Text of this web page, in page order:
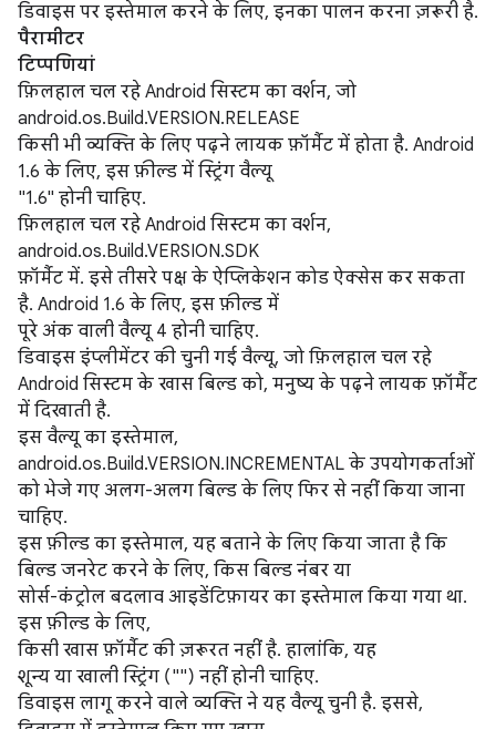
डिवाइस पर इस्तेमाल करने के लिए, इनका पालन करना ज़रूरी है.
पैरामीटर
टिप्पणियां
फ़िलहाल चल रहे Android सिस्टम का वर्शन, जो
android.os.Build.VERSION.RELEASE
किसी भी व्यक्ति के लिए पढ़ने लायक फ़ॉर्मैट में होता है. Android
1.6 के लिए, इस फ़ील्ड में स्ट्रिंग वैल्यू
"1.6" होनी चाहिए.
फ़िलहाल चल रहे Android सिस्टम का वर्शन,
android.os.Build.VERSION.SDK
फ़ॉर्मैट में. इसे तीसरे पक्ष के ऐप्लिकेशन कोड ऐक्सेस कर सकता
है. Android 1.6 के लिए, इस फ़ील्ड में
पूरे अंक वाली वैल्यू 4 होनी चाहिए.
डिवाइस इंप्लीमेंटर की चुनी गई वैल्यू, जो फ़िलहाल चल रहे
Android सिस्टम के खास बिल्ड को, मनुष्य के पढ़ने लायक फ़ॉर्मैट
में दिखाती है.
इस वैल्यू का इस्तेमाल,
android.os.Build.VERSION.INCREMENTAL के उपयोगकर्ताओं
को भेजे गए अलग-अलग बिल्ड के लिए फिर से नहीं किया जाना
चाहिए.
इस फ़ील्ड का इस्तेमाल, यह बताने के लिए किया जाता है कि
बिल्ड जनरेट करने के लिए, किस बिल्ड नंबर या
सोर्स-कंट्रोल बदलाव आइडेंटिफ़ायर का इस्तेमाल किया गया था.
इस फ़ील्ड के लिए,
किसी खास फ़ॉर्मैट की ज़रूरत नहीं है. हालांकि, यह
शून्य या खाली स्ट्रिंग ("") नहीं होनी चाहिए.
डिवाइस लागू करने वाले व्यक्ति ने यह वैल्यू चुनी है. इससे,